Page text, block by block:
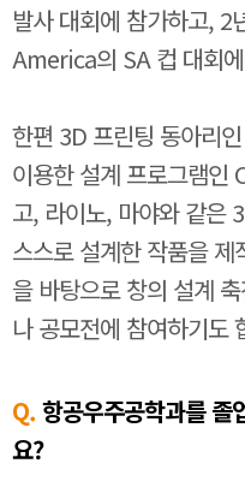
발사 대회에 참가하고,
America의 SA 컵 대회
한편 3D 프린팅 동아리
이용한 설계 프로그램인
고, 라이노, 마야와 같은
스스로 설계한 작품을
을 바탕으로 창의 설계
나 공모전에 참여하기도
Q. 항공우주공학과를 졸
요?